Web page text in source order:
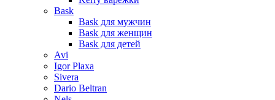
Bask
Bask для мужчин
Bask для женщин
Bask для детей
Avi
Igor Plaxa
Sivera
Dario Beltran